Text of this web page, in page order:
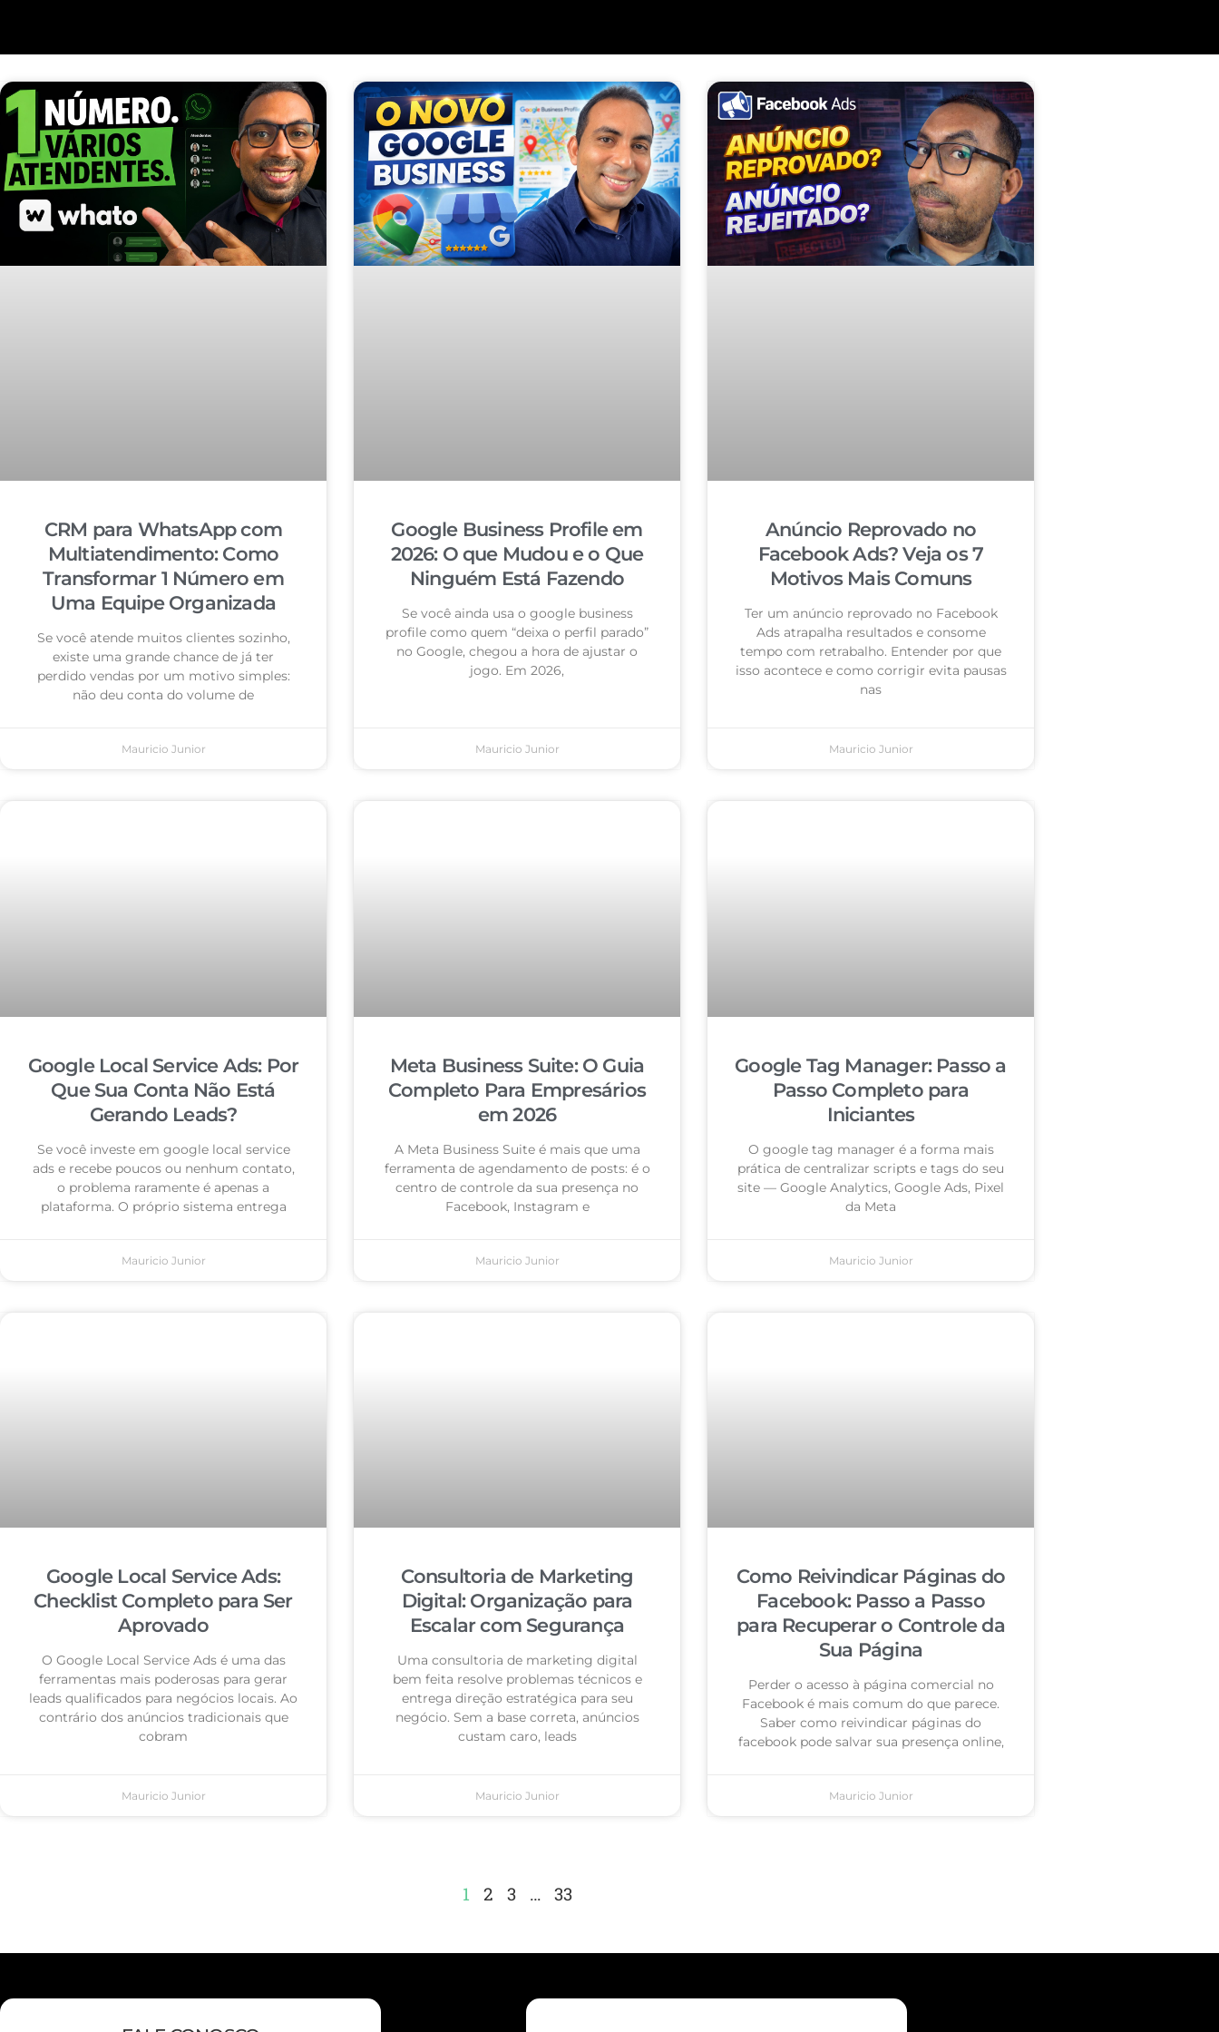
CRM para WhatsApp com
Multiatendimento: Como
Transformar 1 Número em
Uma Equipe Organizada
Se você atende muitos clientes sozinho,
existe uma grande chance de já ter
perdido vendas por um motivo simples:
não deu conta do volume de
Mauricio Junior
Google Business Profile em
2026: O que Mudou e o Que
Ninguém Está Fazendo
Se você ainda usa o google business
profile como quem “deixa o perfil parado”
no Google, chegou a hora de ajustar o
jogo. Em 2026,
Mauricio Junior
Anúncio Reprovado no
Facebook Ads? Veja os 7
Motivos Mais Comuns
Ter um anúncio reprovado no Facebook
Ads atrapalha resultados e consome
tempo com retrabalho. Entender por que
isso acontece e como corrigir evita pausas
nas
Mauricio Junior
Google Local Service Ads: Por
Que Sua Conta Não Está
Gerando Leads?
Se você investe em google local service
ads e recebe poucos ou nenhum contato,
o problema raramente é apenas a
plataforma. O próprio sistema entrega
Mauricio Junior
Meta Business Suite: O Guia
Completo Para Empresários
em 2026
A Meta Business Suite é mais que uma
ferramenta de agendamento de posts: é o
centro de controle da sua presença no
Facebook, Instagram e
Mauricio Junior
Google Tag Manager: Passo a
Passo Completo para
Iniciantes
O google tag manager é a forma mais
prática de centralizar scripts e tags do seu
site — Google Analytics, Google Ads, Pixel
da Meta
Mauricio Junior
Google Local Service Ads:
Checklist Completo para Ser
Aprovado
O Google Local Service Ads é uma das
ferramentas mais poderosas para gerar
leads qualificados para negócios locais. Ao
contrário dos anúncios tradicionais que
cobram
Mauricio Junior
Consultoria de Marketing
Digital: Organização para
Escalar com Segurança
Uma consultoria de marketing digital
bem feita resolve problemas técnicos e
entrega direção estratégica para seu
negócio. Sem a base correta, anúncios
custam caro, leads
Mauricio Junior
Como Reivindicar Páginas do
Facebook: Passo a Passo
para Recuperar o Controle da
Sua Página
Perder o acesso à página comercial no
Facebook é mais comum do que parece.
Saber como reivindicar páginas do
facebook pode salvar sua presença online,
Mauricio Junior
1 2 3 … 33